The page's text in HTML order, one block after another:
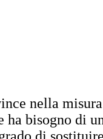
nella
ha bisogno di